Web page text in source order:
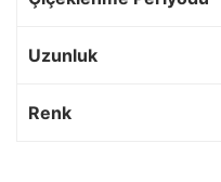
Uzunluk
Renk